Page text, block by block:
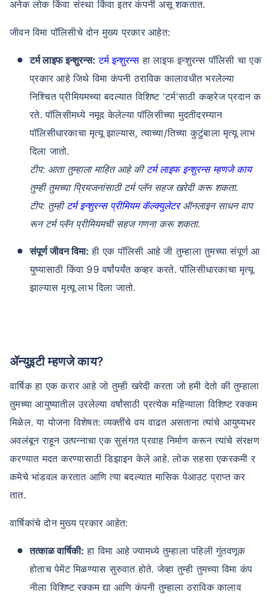
अनेक लोक किंवा संस्था किंवा इतर कंपनी असू शकतात.
जीवन विमा पॉलिसीचे दोन मुख्य प्रकार आहेत:
टर्म लाइफ इन्शुरन्स: टर्म इन्शुरन्स हा लाइफ इन्शुरन्स पॉलिसी चा एक
प्रकार आहे जिथे विमा कंपनी ठराविक कालावधीत भरलेल्या
निश्चित प्रीमियमच्या बदल्यात विशिष्ट 'टर्म'साठी कव्हरेज प्रदान क
रते. पॉलिसीमध्ये नमूद केलेल्या पॉलिसीच्या मुदतीदरम्यान
पॉलिसीधारकाचा मृत्यू झाल्यास, त्याच्या/तिच्या कुटुंबाला मृत्यू लाभ
दिला जातो.
टीप: आता तुम्हाला माहित आहे की टर्म लाइफ इन्शुरन्स म्हणजे काय
तुम्ही तुमच्या प्रियजनांसाठी टर्म प्लॅन सहज खरेदी करू शकता.
टीप: तुम्ही टर्म इन्शुरन्स प्रीमियम कॅल्क्युलेटरऑनलाइन साधन वाप
रून टर्म प्लॅन प्रीमियमची सहज गणना करू शकता.
संपूर्ण जीवन विमा: ही एक पॉलिसी आहे जी तुम्हाला तुमच्या संपूर्ण आ
युष्यासाठी किंवा 99 वर्षांपर्यंत कव्हर करते. पॉलिसीधारकाचा मृत्यू
झाल्यास मृत्यू लाभ दिला जातो.
ॲन्युइटी म्हणजे काय?
वार्षिक हा एक करार आहे जो तुम्ही खरेदी करता जो हमी देतो की तुम्हाला
तुमच्या आयुष्यातील उरलेल्या वर्षांसाठी प्रत्येक महिन्याला विशिष्ट रक्कम
मिळेल. या योजना विशेषत: व्यक्तींचे वय वाढत असताना त्यांचे आयुष्यभर
अवलंबून राहून उत्पन्नाचा एक सुसंगत प्रवाह निर्माण करून त्यांचे संरक्षण
करण्यात मदत करण्यासाठी डिझाइन केले आहे. लोक सहसा एकरकमी र
कमेचे भांडवल करतात आणि त्या बदल्यात मासिक पेआउट प्राप्त कर
तात.
वार्षिकांचे दोन मुख्य प्रकार आहेत:
तत्काळ वार्षिकी: हा विमा आहे ज्यामध्ये तुम्हाला पहिली गुंतवणूक
होताच पेमेंट मिळण्यास सुरुवात होते. जेव्हा तुम्ही तुमच्या विमा कंप
नीला विशिष्ट रक्कम द्या आणि कंपनी तुम्हाला ठराविक कालाव